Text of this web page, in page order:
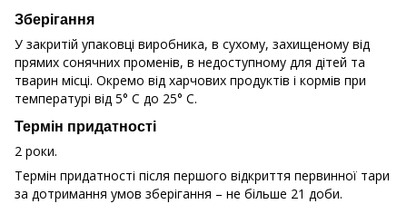
Зберігання
У закритій упаковці виробника, в сухому, захищеному від
прямих сонячних променів, в недоступному для дітей та
тварин місці. Окремо від харчових продуктів і кормів при
температурі від 5° C до 25° C.
Термін придатності
2 роки.
Термін придатності після першого відкриття первинної тари
за дотримання умов зберігання – не більше 21 доби.